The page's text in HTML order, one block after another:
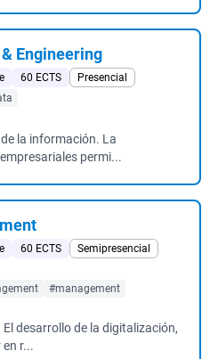
Engineering
60 ECTS
Presencial
la información. La
permi...
60 ECTS
Semipresencial
#management
desarrollo de la digitalización,
r...